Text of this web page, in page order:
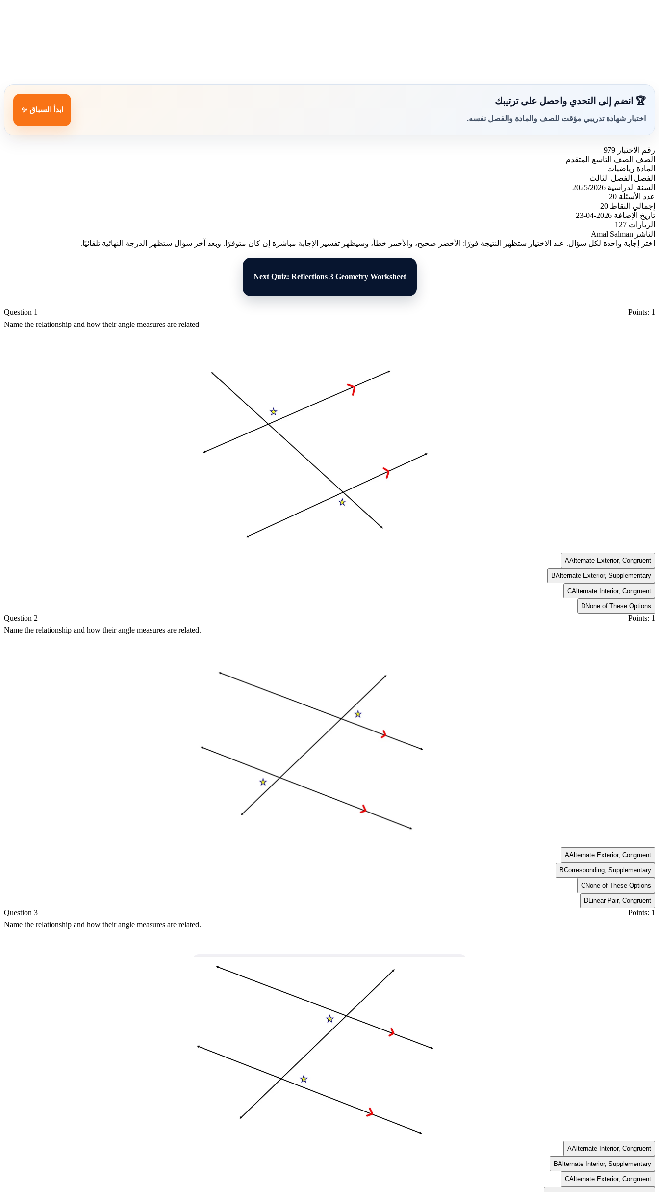
🏆 انضم إلى التحدي واحصل على ترتيبك
اختبار شهادة تدريبي مؤقت للصف والمادة والفصل نفسه.
ابدأ السباق ✨
رقم الاختبار 979
الصف الصف التاسع المتقدم
المادة رياضيات
الفصل الفصل الثالث
السنة الدراسية 2025/2026
عدد الأسئلة 20
إجمالي النقاط 20
تاريخ الإضافة 2026-04-23
الزيارات 127
الناشر Amal Salman
اختر إجابة واحدة لكل سؤال. عند الاختيار ستظهر النتيجة فورًا: الأخضر صحيح، والأحمر خطأ، وسيظهر تفسير الإجابة مباشرة إن كان متوفرًا. وبعد آخر سؤال ستظهر الدرجة النهائية تلقائيًا.
Next Quiz: Reflections 3 Geometry Worksheet
Question 1
Points: 1
Name the relationship and how their angle measures are related
AAlternate Exterior, Congruent
BAlternate Exterior, Supplementary
CAlternate Interior, Congruent
DNone of These Options
Question 2
Points: 1
Name the relationship and how their angle measures are related.
AAlternate Exterior, Congruent
BCorresponding, Supplementary
CNone of These Options
DLinear Pair, Congruent
Question 3
Points: 1
Name the relationship and how their angle measures are related.
AAlternate Interior, Congruent
BAlternate Interior, Supplementary
CAlternate Exterior, Congruent